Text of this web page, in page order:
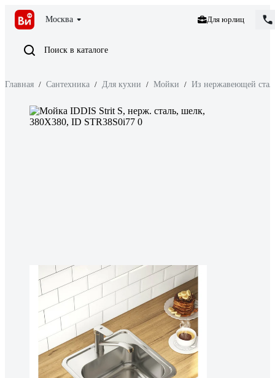
Москва Для юрлиц
Поиск в каталоге
Главная / Сантехника / Для кухни / Мойки / Из нержавеющей